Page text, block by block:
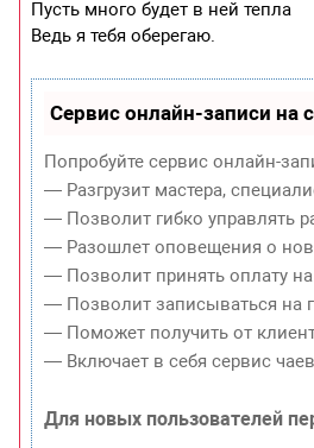
Пусть много будет в ней тепла
Ведь я тебя оберегаю.
Сервис онлайн-записи на
Попробуйте сервис онлайн-
— Разгрузит мастера,
— Позволит гибко управлять
— Разошлет оповещения о
— Позволит принять оплату
— Позволит записываться на
— Поможет получить от
— Включает в себя сервис
Для новых пользователей